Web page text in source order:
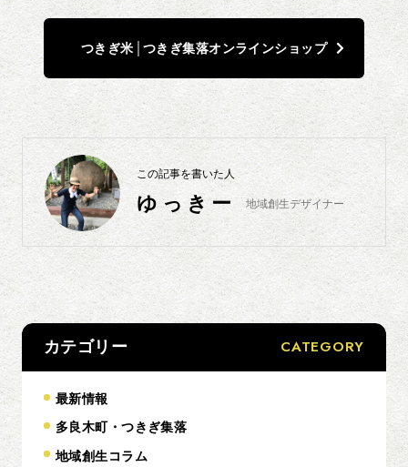
つきぎ米│つきぎ集落オンラインショップ
この記事を書いた人
ゆっきー 地域創生デザイナー
カテゴリー CATEGORY
最新情報
多良木町・つきぎ集落
地域創生コラム